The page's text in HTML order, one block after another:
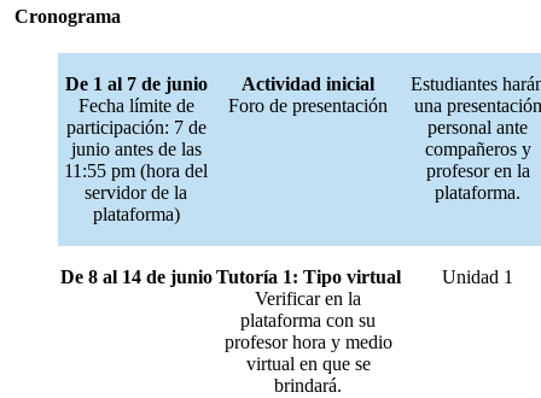
Cronograma
De 1 al 7 de junio
Fecha límite de
participación: 7 de
junio antes de las
11:55 pm (hora del
servidor de la
plataforma)
Actividad inicial
Foro de presentación
Estudiantes
una presentación
personal ante
compañeros y
profesor en la
plataforma.
De 8 al 14 de junio Tutoría 1: Tipo virtual
Verificar en la
plataforma con su
profesor hora y medio
virtual en que se
brindará.
Unidad 1